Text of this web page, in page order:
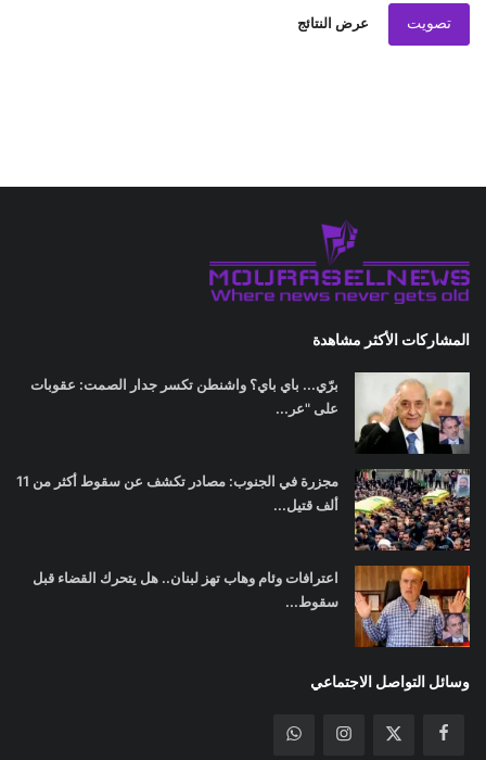
تصويت عرض النتائج
المشاركات الأكثر مشاهدة
برّي... باي باي؟ واشنطن تكسر جدار الصمت: عقوبات
على "عر...
مجزرة في الجنوب: مصادر تكشف عن سقوط أكثر من 11
ألف قتيل...
اعترافات وئام وهاب تهز لبنان.. هل يتحرك القضاء قبل
سقوط...
وسائل التواصل الاجتماعي